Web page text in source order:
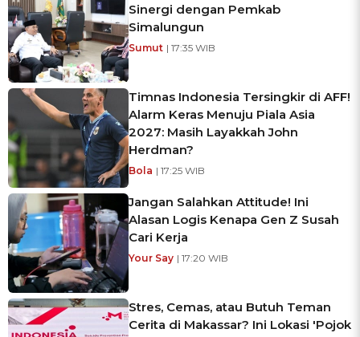
Sinergi dengan Pemkab
Simalungun
Sumut | 17:35 WIB
Timnas Indonesia Tersingkir di AFF!
Alarm Keras Menuju Piala Asia
2027: Masih Layakkah John
Herdman?
Bola | 17:25 WIB
Jangan Salahkan Attitude! Ini
Alasan Logis Kenapa Gen Z Susah
Cari Kerja
Your Say | 17:20 WIB
Stres, Cemas, atau Butuh Teman
Cerita di Makassar? Ini Lokasi 'Pojok